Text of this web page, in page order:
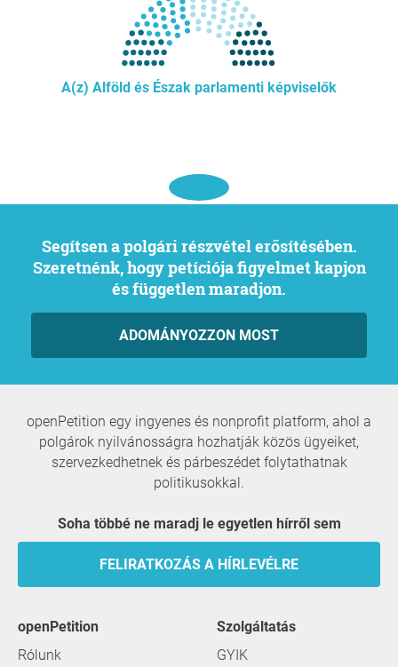
A(z) Alföld és Észak parlamenti képviselők
Segítsen a polgári részvétel erősítésében.
Szeretnénk, hogy petíciója figyelmet kapjon
és független maradjon.
ADOMÁNYOZZON MOST
openPetition egy ingyenes és nonprofit platform, ahol a
polgárok nyilvánosságra hozhatják közös ügyeiket,
szervezkedhetnek és párbeszédet folytathatnak
politikusokkal.
Soha többé ne maradj le egyetlen hírről sem
FELIRATKOZÁS A HÍRLEVÉLRE
openPetition
Rólunk
szolgáltatás
GYIK